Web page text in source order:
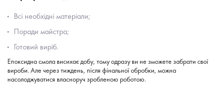
Всі необхідні матеріали;
Поради майстра;
Готовий виріб.
Епоксидна смола висихає добу, тому одразу ви не зможете забрати свої
вироби. Але через тиждень, після фінальної обробки, можна
насолоджуватися власноруч зробленою роботою.